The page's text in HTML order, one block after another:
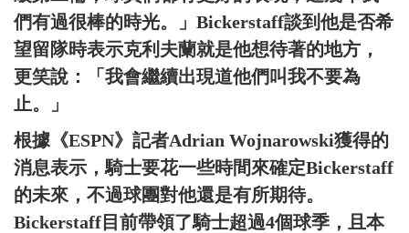
們有過很棒的時光。」Bickerstaff談到他是否希
望留隊時表示克利夫蘭就是他想待著的地方，
更笑說：「我會繼續出現道他們叫我不要為
止。」
根據《ESPN》記者Adrian Wojnarowski獲得的
消息表示，騎士要花一些時間來確定Bickerstaff
的未來，不過球團對他還是有所期待。
Bickerstaff目前帶領了騎士超過4個球季，且本